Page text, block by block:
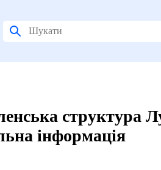
структура
інформація